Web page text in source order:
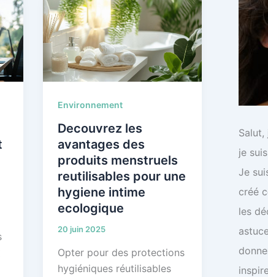
Environnement
Decouvrez les
avantages des
produits menstruels
reutilisables pour une
hygiene intime
ecologique
20 juin 2025
Opter pour des protections
hygiéniques réutilisables
Salut,
je
Je
créé
les